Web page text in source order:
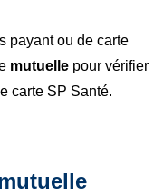
payant ou de carte
mutuelle pour vérifier
carte SP Santé.